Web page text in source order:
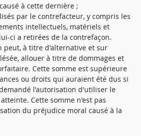
à cette dernière ;
par le contrefacteur, y compris les
intellectuels, matériels et
ci a retirées de la contrefaçon.
peut, à titre d'alternative et sur
allouer à titre de dommages et
Cette somme est supérieure
ou droits qui auraient été dus si
l'autorisation d'utiliser le
Cette somme n'est pas
du préjudice moral causé à la